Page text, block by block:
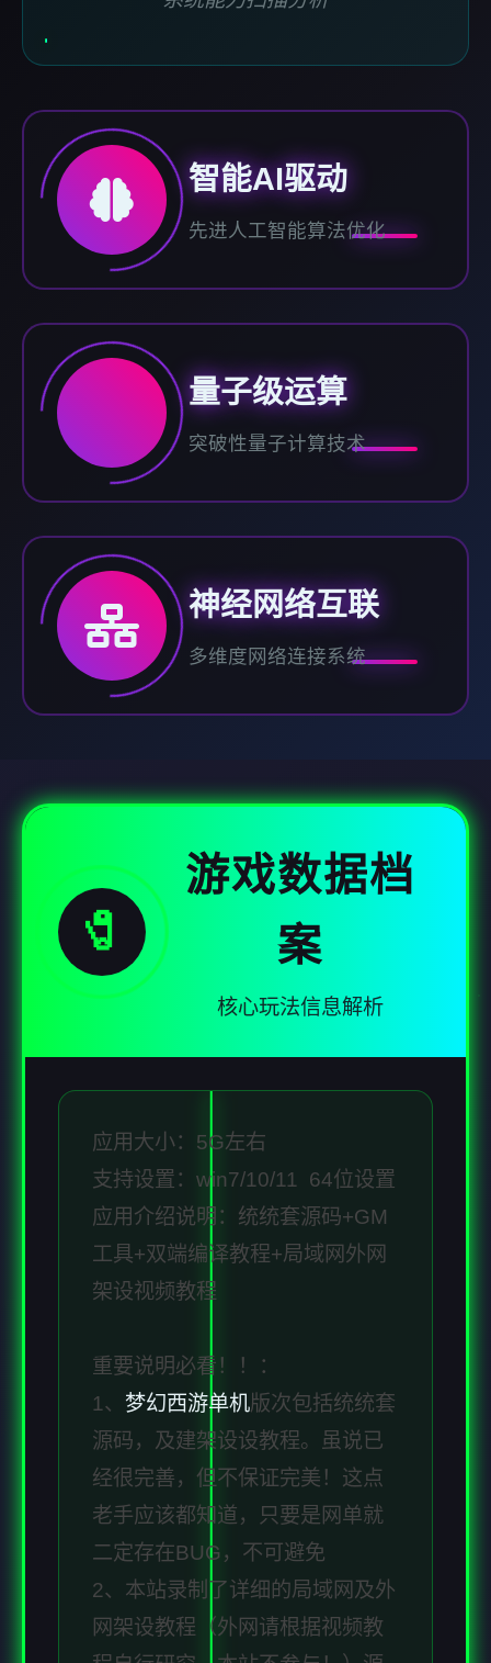
智能AI驱动
先进人工智能算法优化
量子级运算
突破性量子计算技术
神经网络互联
多维度网络连接系统
🧷
游戏数据档
案
核心玩法信息解析
应用大小：5G左右
支持设置：win7/10/11 64位设置
应用介绍说明：统统套源码+GM
工具+双端编译教程+局域网外网
架设视频教程
重要说明必看！！：
1、 梦幻西游单机版次包括统统套
源码，及建架设设教程。虽说已
经很完善，但不保证完美！这点
老手应该都知道，只要是网单就
二定存在BUG，不可避免
2、本站录制了详细的局域网及外
网架设教程（外网请根据视频教